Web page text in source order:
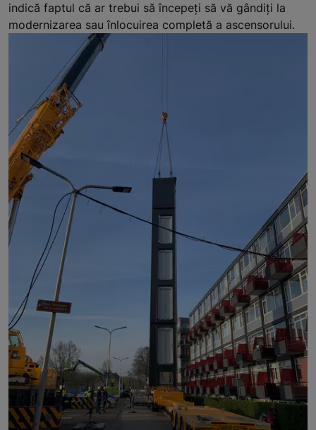
indică faptul că ar trebui să începeți să vă gândiți la
modernizarea sau înlocuirea completă a ascensorului.